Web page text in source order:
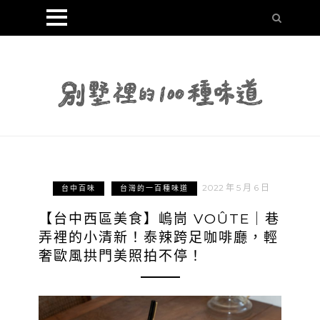
台中百味 台灣的一百種味道 2022 年 5 月 6 日
【台中西區美食】嵨峝 VOÛTE｜巷
弄裡的小清新！泰辣跨足咖啡廳，輕
奢歐風拱門美照拍不停！